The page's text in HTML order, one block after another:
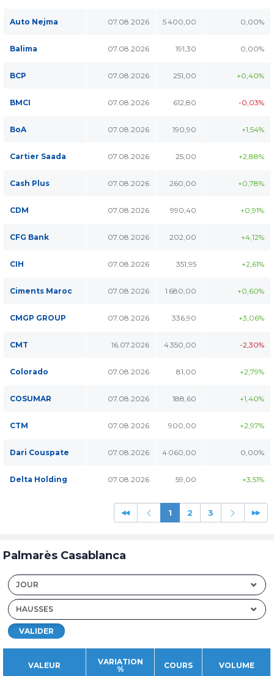
Auto Nejma 07.08.2026 5 400,00 0,00%
Balima 07.08.2026 191,30 0,00%
BCP 07.08.2026 251,00 +0,40%
BMCI 07.08.2026 612,80 -0,03%
BoA 07.08.2026 190,90 +1,54%
Cartier Saada 07.08.2026 25,00 +2,88%
Cash Plus 07.08.2026 260,00 +0,78%
CDM 07.08.2026 990,40 +0,91%
CFG Bank 07.08.2026 202,00 +4,12%
CIH 07.08.2026 351,95 +2,61%
Ciments Maroc 07.08.2026 1 680,00 +0,60%
CMGP GROUP 07.08.2026 336,90 +3,06%
CMT 16.07.2026 4 350,00 -2,30%
Colorado 07.08.2026 81,00 +2,79%
COSUMAR 07.08.2026 188,60 +1,40%
CTM 07.08.2026 900,00 +2,97%
Dari Couspate 07.08.2026 4 060,00 0,00%
Delta Holding 07.08.2026 59,00 +3,51%
1 2 3
Palmarès Casablanca
JOUR
HAUSSES
VALIDER
VALEUR
VARIATION
%
COURS VOLUME